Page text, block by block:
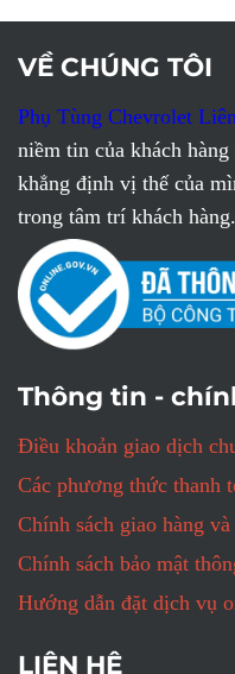
VỀ CHÚNG TÔI
Phụ Tùng Chevrolet
niềm tin của khách
khẳng định vị thế của
trong tâm trí khách hàng.
Thông tin -
Điều khoản giao dịch
Các phương thức thanh
Chính sách giao hàng
Chính sách bảo mật
Hướng dẫn đặt dịch vụ
LIÊN HỆ